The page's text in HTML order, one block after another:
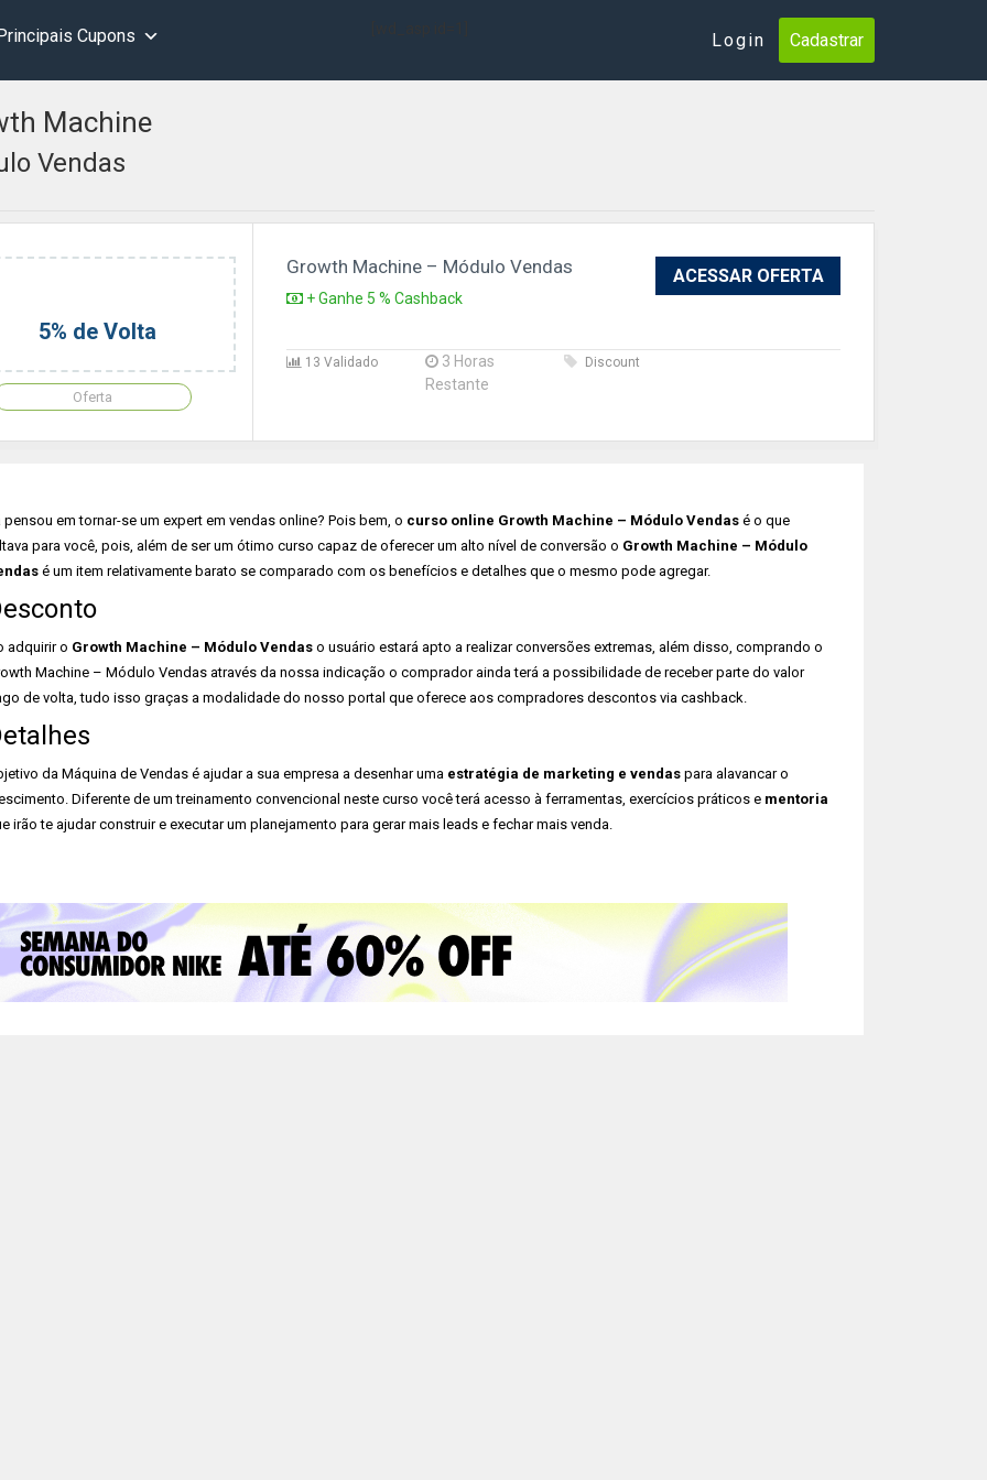
Cupons Login Cadastrar
Machine
Vendas
5% de Volta
Oferta
Growth Machine – Módulo Vendas
+ Ganhe 5 % Cashback
ACESSAR OFERTA
13 Validado
3 Horas
Restante
Discount
pensou em tornar-se um expert em vendas online? Pois bem, o curso online Growth Machine – Módulo Vendasé o que
para você, pois, além de ser um ótimo curso capaz de oferecer um alto nível de conversão o Growth Machine – Módulo
é um item relativamente barato se comparado com os benefícios e detalhes que o mesmo pode agregar.
adquirir o Growth Machine – Módulo Vendaso usuário estará apto a realizar conversões extremas, além disso, comprando o
Machine – Módulo Vendas através da nossa indicação o comprador ainda terá a possibilidade de receber parte do valor
de volta, tudo isso graças a modalidade do nosso portal que oferece aos compradores descontos via cashback.
da Máquina de Vendas é ajudar a sua empresa a desenhar uma estratégia de marketing e vendaspara alavancar o
Diferente de um treinamento convencional neste curso você terá acesso à ferramentas, exercícios práticos e mentoria
irão te ajudar construir e executar um planejamento para gerar mais leads e fechar mais venda.